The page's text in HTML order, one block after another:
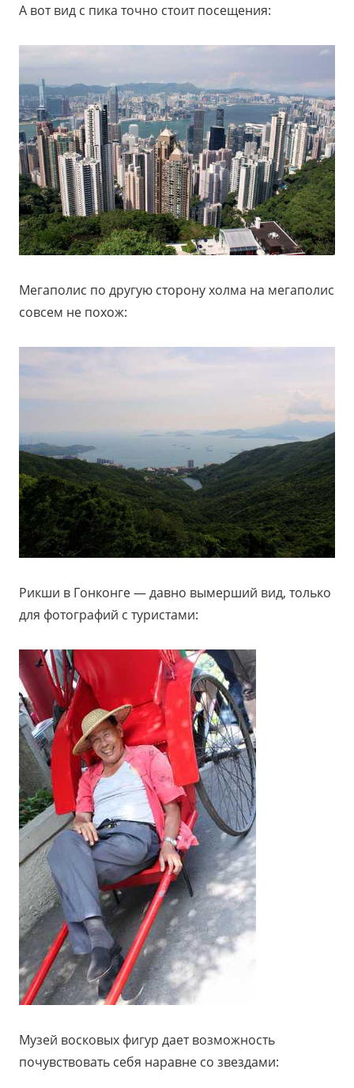
А вот вид с пика точно стоит посещения:
Мегаполис по другую сторону холма на мегаполис
совсем не похож:
Рикши в Гонконге — давно вымерший вид, только
для фотографий с туристами:
Музей восковых фигур дает возможность
почувствовать себя наравне со звездами: